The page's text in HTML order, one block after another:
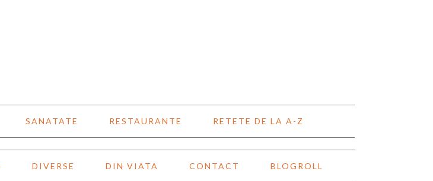
SANATATE RESTAURANTE RETETE DE LA A-Z
DIVERSE DIN VIATA CONTACT BLOGROLL